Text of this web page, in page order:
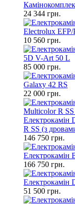
24 344 грн.
Electrolux EFP/
10 560 грн.
5D V-Art 50 L
85 000 грн.
Galaxy 42 RS
22 000 грн.
Електрокамін
R SS (з
146 750 грн.
Електрокамін
166 750 грн.
Електрокамін
51 500 грн.